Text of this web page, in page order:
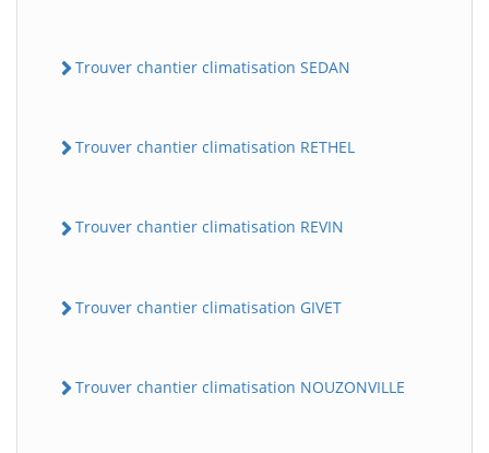
Trouver chantier climatisation SEDAN
Trouver chantier climatisation RETHEL
Trouver chantier climatisation REVIN
Trouver chantier climatisation GIVET
Trouver chantier climatisation NOUZONVILLE